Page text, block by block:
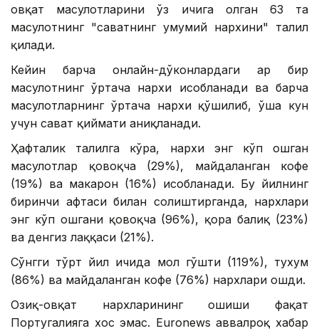
овқат маҳсулотларини ўз ичига олган 63 та
маҳсулотнинг "саватнинг умумий нархини" таҳлил
қилади.
Кейин барча онлайн-дўконлардаги ҳар бир
маҳсулотнинг ўртача нархи ҳисобланади ва барча
маҳсулотларнинг ўртача нархи қўшилиб, ўша кун
учун сават қиймати аниқланади.
Ҳафталик таҳлилга кўра, нархи энг кўп ошган
маҳсулотлар қовоқча (29%), майдаланган кофе
(19%) ва макарон (16%) ҳисобланади. Бу йилнинг
биринчи ҳафтаси билан солиштирганда, нархлари
энг кўп ошгани қовоқча (96%), қора балиқ (23%)
ва денгиз лаққаси (21%).
Сўнгги тўрт йил ичида мол гўшти (119%), тухум
(86%) ва майдаланган кофе (76%) нархлари ошди.
Озиқ-овқат нархларининг ошиши фақат
Португалияга хос эмас. Euronews аввалроқ хабар